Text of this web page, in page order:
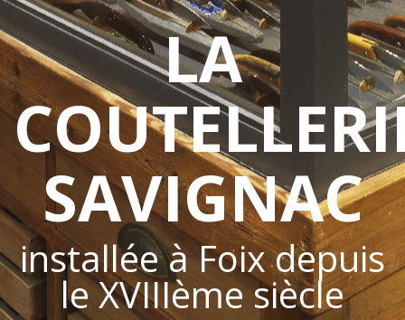
LA
SAVIGNAC
installée à Foix depuis
le XVIIIème siècle